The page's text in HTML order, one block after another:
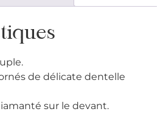
de délicate dentelle
sur le devant.